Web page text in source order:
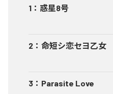
1 ： 惑星8号
2 ： 命短シ恋セヨ乙女
3 ： Parasite Love